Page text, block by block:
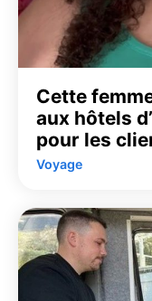
Cette
aux hôtels
pour les
Voyage